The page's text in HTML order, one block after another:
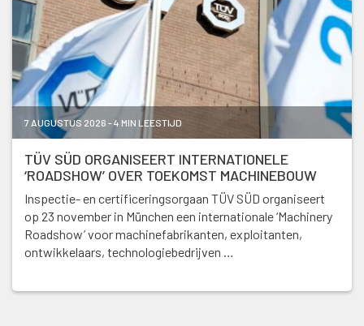
7 AUGUSTUS 2026 - 4 MIN LEESTIJD
TÜV SÜD ORGANISEERT INTERNATIONELE
‘ROADSHOW’ OVER TOEKOMST MACHINEBOUW
Inspectie- en certificeringsorgaan TÜV SÜD organiseert
op 23 november in München een internationale ‘Machinery
Roadshow’ voor machinefabrikanten, exploitanten,
ontwikkelaars, technologiebedrijven …